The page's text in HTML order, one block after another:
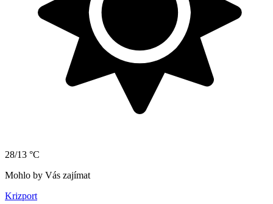
28/13 °C
Mohlo by Vás zajímat
Krizport